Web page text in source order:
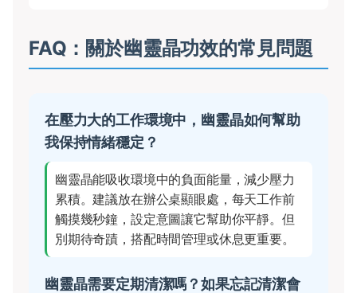
FAQ：關於幽靈晶功效的常見問題
在壓力大的工作環境中，幽靈晶如何幫助
我保持情緒穩定？
幽靈晶能吸收環境中的負面能量，減少壓力
累積。建議放在辦公桌顯眼處，每天工作前
觸摸幾秒鐘，設定意圖讓它幫助你平靜。但
別期待奇蹟，搭配時間管理或休息更重要。
幽靈晶需要定期清潔嗎？如果忘記清潔會